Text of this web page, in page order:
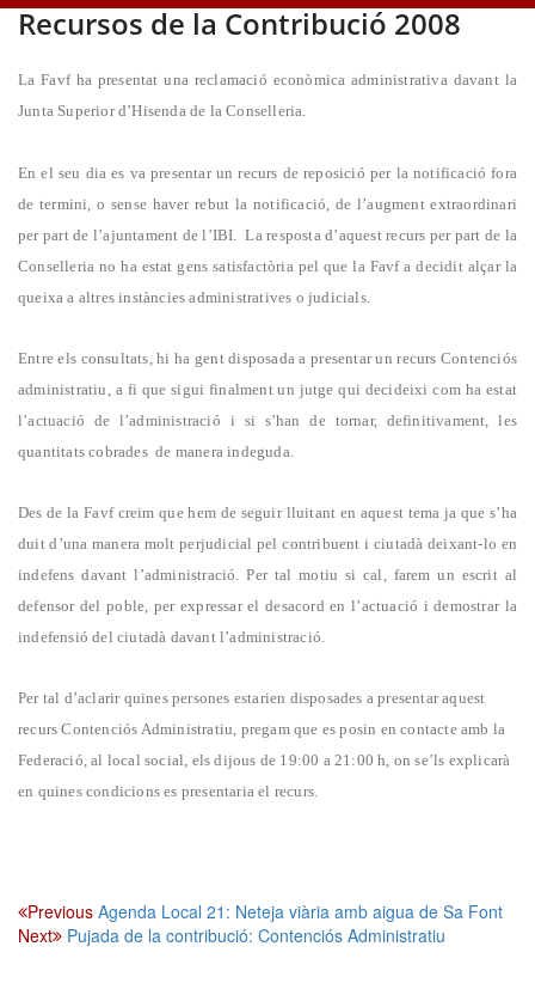
Recursos de la Contribució 2008
La Favf ha presentat una reclamació econòmica administrativa davant la
Junta Superior d’Hisenda de la Conselleria.
En el seu dia es va presentar un recurs de reposició per la notificació fora
de termini, o sense haver rebut la notificació, de l’augment extraordinari
per part de l’ajuntament de l’IBI. La resposta d’aquest recurs per part de la
Conselleria no ha estat gens satisfactòria pel que la Favf a decidit alçar la
queixa a altres instàncies administratives o judicials.
Entre els consultats, hi ha gent disposada a presentar un recurs Contenciós
administratiu, a fi que sigui finalment un jutge qui decideixi com ha estat
l’actuació de l’administració i si s’han de tornar, definitivament, les
quantitats cobrades de manera indeguda.
Des de la Favf creim que hem de seguir lluitant en aquest tema ja que s’ha
duit d’una manera molt perjudicial pel contribuent i ciutadà deixant-lo en
indefens davant l’administració. Per tal motiu si cal, farem un escrit al
defensor del poble, per expressar el desacord en l’actuació i demostrar la
indefensió del ciutadà davant l’administració.
Per tal d’aclarir quines persones estarien disposades a presentar aquest
recurs Contenciós Administratiu, pregam que es posin en contacte amb la
Federació, al local social, els dijous de 19:00 a 21:00 h, on se’ls explicarà
en quines condicions es presentaria el recurs.
Navegació
d'entrades
Previous Agenda Local 21: Neteja viària amb aigua de Sa Font
Next
Pujada de la contribució: Contenciós Administratiu